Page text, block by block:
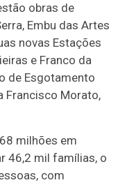
obras de
Embu das Artes
novas Estações
e Franco da
de Esgotamento
Francisco Morato,
milhões em
46,2 mil famílias, o
com